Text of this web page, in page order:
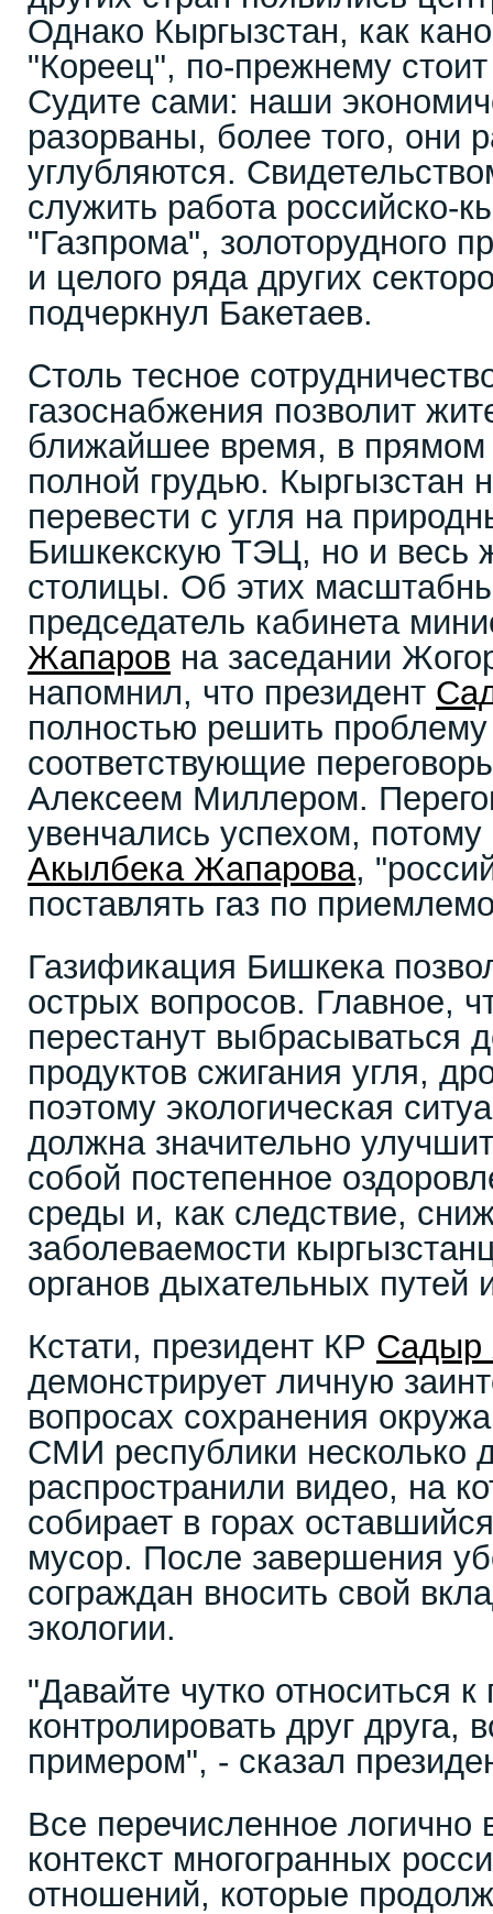
Однако Кыргызстан, как
"Кореец", по-прежнему
Судите сами: наши
разорваны, более того, они
углубляются.
служить работа российско-
"Газпрома", золоторудного
и целого ряда других
подчеркнул Бакетаев.
Столь тесное
газоснабжения позволит
ближайшее время, в прямом
полной грудью. Кыргызстан
перевести с угля на
Бишкекскую ТЭЦ, но и весь
столицы. Об этих
председатель кабинета
Жапаров на заседании
напомнил, что президент
полностью решить проблему
соответствующие
Алексеем Миллером.
увенчались успехом,
Акылбека Жапарова,
поставлять газ по
Газификация Бишкека
острых вопросов. Главное,
перестанут выбрасываться
продуктов сжигания угля,
поэтому экологическая
должна значительно
собой постепенное
среды и, как следствие,
заболеваемости
органов дыхательных путей
Кстати, президент КР Садыр
демонстрирует личную
вопросах сохранения
СМИ республики несколько
распространили видео, на
собирает в горах
мусор. После завершения
сограждан вносить свой
экологии.
"Давайте чутко относиться к
контролировать друг друга,
примером", - сказал
Все перечисленное
контекст многогранных
отношений, которые